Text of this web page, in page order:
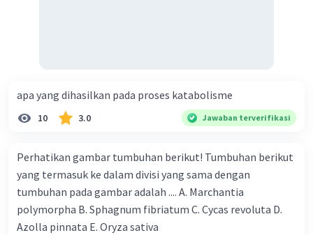
apa yang dihasilkan pada proses katabolisme
10 3.0 Jawaban terverifikasi
Perhatikan gambar tumbuhan berikut! Tumbuhan berikut
yang termasuk ke dalam divisi yang sama dengan
tumbuhan pada gambar adalah .... A. Marchantia
polymorpha B. Sphagnum fibriatum C. Cycas revoluta D.
Azolla pinnata E. Oryza sativa